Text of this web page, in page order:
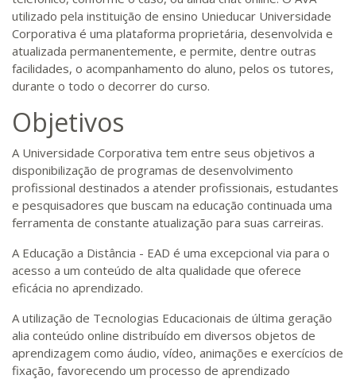
utilizado pela instituição de ensino Unieducar Universidade
Corporativa é uma plataforma proprietária, desenvolvida e
atualizada permanentemente, e permite, dentre outras
facilidades, o acompanhamento do aluno, pelos os tutores,
durante o todo o decorrer do curso.
Objetivos
A Universidade Corporativa tem entre seus objetivos a
disponibilização de programas de desenvolvimento
profissional destinados a atender profissionais, estudantes
e pesquisadores que buscam na educação continuada uma
ferramenta de constante atualização para suas carreiras.
A Educação a Distância - EAD é uma excepcional via para o
acesso a um conteúdo de alta qualidade que oferece
eficácia no aprendizado.
A utilização de Tecnologias Educacionais de última geração
alia conteúdo online distribuído em diversos objetos de
aprendizagem como áudio, vídeo, animações e exercícios de
fixação, favorecendo um processo de aprendizado